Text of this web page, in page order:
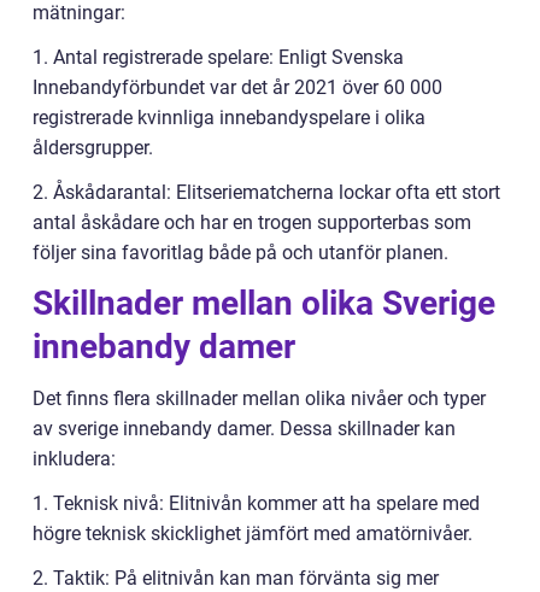
mätningar:
1. Antal registrerade spelare: Enligt Svenska
Innebandyförbundet var det år 2021 över 60 000
registrerade kvinnliga innebandyspelare i olika
åldersgrupper.
2. Åskådarantal: Elitseriematcherna lockar ofta ett stort
antal åskådare och har en trogen supporterbas som
följer sina favoritlag både på och utanför planen.
Skillnader mellan olika Sverige
innebandy damer
Det finns flera skillnader mellan olika nivåer och typer
av sverige innebandy damer. Dessa skillnader kan
inkludera:
1. Teknisk nivå: Elitnivån kommer att ha spelare med
högre teknisk skicklighet jämfört med amatörnivåer.
2. Taktik: På elitnivån kan man förvänta sig mer